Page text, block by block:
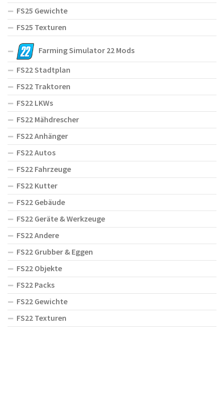
FS25 Gewichte
FS25 Texturen
Farming Simulator 22 Mods
FS22 Stadtplan
FS22 Traktoren
FS22 LKWs
FS22 Mähdrescher
FS22 Anhänger
FS22 Autos
FS22 Fahrzeuge
FS22 Kutter
FS22 Gebäude
FS22 Geräte & Werkzeuge
FS22 Andere
FS22 Grubber & Eggen
FS22 Objekte
FS22 Packs
FS22 Gewichte
FS22 Texturen